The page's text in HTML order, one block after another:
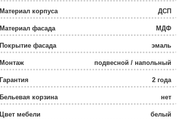
Материал корпуса ДСП
Материал фасада МДФ
Покрытие фасада эмаль
Монтаж подвесной / напольный
Гарантия 2 года
Бельевая корзина нет
Цвет мебели белый